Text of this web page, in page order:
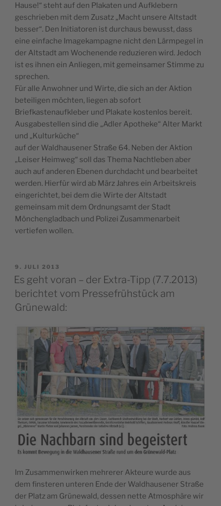
Hause!“ steht auf den Plakaten und Aufklebern
geschrieben mit dem Zusatz „Macht unsere Altstadt
besser“. Den Initiatoren ist durchaus bewusst, dass
eine einfache Imagekampagne nicht den Lärmpegel in
der Altstadt am Wochenende reduzieren wird. Jedoch
ist es ihnen ein Anliegen, mit gemeinsamer Stimme zu
sprechen.
Für alle Anwohner und Wirte, die sich an der Aktion
beteiligen möchten, liegen ab sofort
Briefkastenaufkleber und Plakate kostenlos bereit.
Ausgabestellen sind die „Adler Apotheke“ Alter Markt
und „Kulturküche“
auf der Waldhausener Straße 64. Neben der Aktion
„Leiser Heimweg“ soll das Thema Nachtleben aber
auch auf anderen Ebenen durchdacht und bearbeitet
werden. Hierfür wird ab März Jahres ein Arbeitskreis
eingerichtet, bei dem die Wirte der Altstadt
gemeinsam mit dem Ordnungsamt der Stadt
Mönchengladbach und Polizei Zusammenarbeit
vertiefen wollen.
VERÖFFENTLICHT
AM
9. JULI 2013
Es geht voran – der Extra-Tipp (7.7.2013)
berichtet vom Pressefrühstück am
Grünewald:
Im Zusammenwirken mehrerer Akteure wurde aus
dem finsteren unteren Ende der Waldhausener Straße
der Platz am Grünewald, dessen nette Atmosphäre wir